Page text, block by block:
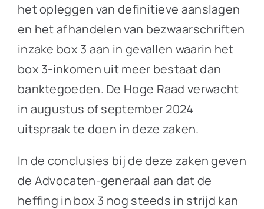
het opleggen van definitieve aanslagen
en het afhandelen van bezwaarschriften
inzake box 3 aan in gevallen waarin het
box 3-inkomen uit meer bestaat dan
banktegoeden. De Hoge Raad verwacht
in augustus of september 2024
uitspraak te doen in deze zaken.
In de conclusies bij de deze zaken geven
de Advocaten-generaal aan dat de
heffing in box 3 nog steeds in strijd kan